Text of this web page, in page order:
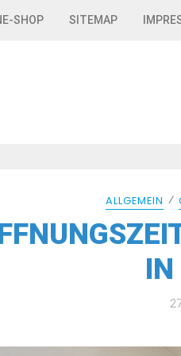
SHOP SITEMAP
ALLGEMEIN ⁄
IN